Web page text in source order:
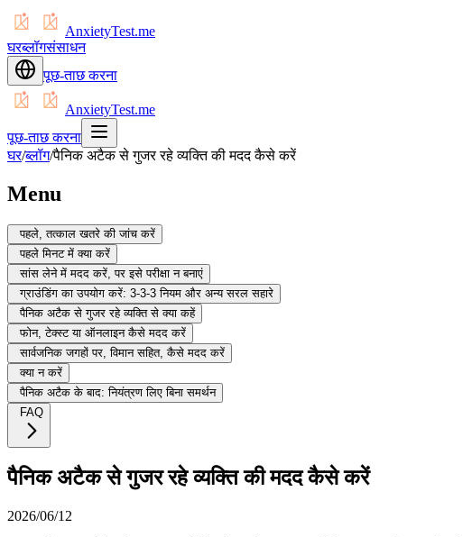
AnxietyTest.me
घरब्लॉगसंसाधन
पूछ-ताछ करना
AnxietyTest.me
पूछ-ताछ करना
घर/ब्लॉग/पैनिक अटैक से गुजर रहे व्यक्ति की मदद कैसे करें
Menu
पहले, तत्काल खतरे की जांच करें
पहले मिनट में क्या करें
सांस लेने में मदद करें, पर इसे परीक्षा न बनाएं
ग्राउंडिंग का उपयोग करें: 3-3-3 नियम और अन्य सरल सहारे
पैनिक अटैक से गुजर रहे व्यक्ति से क्या कहें
फोन, टेक्स्ट या ऑनलाइन कैसे मदद करें
सार्वजनिक जगहों पर, विमान सहित, कैसे मदद करें
क्या न करें
पैनिक अटैक के बाद: नियंत्रण लिए बिना समर्थन
FAQ
पैनिक अटैक से गुजर रहे व्यक्ति की मदद कैसे करें
2026/06/12